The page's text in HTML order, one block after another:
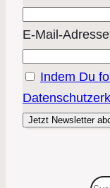
E-Mail-
Indem Du